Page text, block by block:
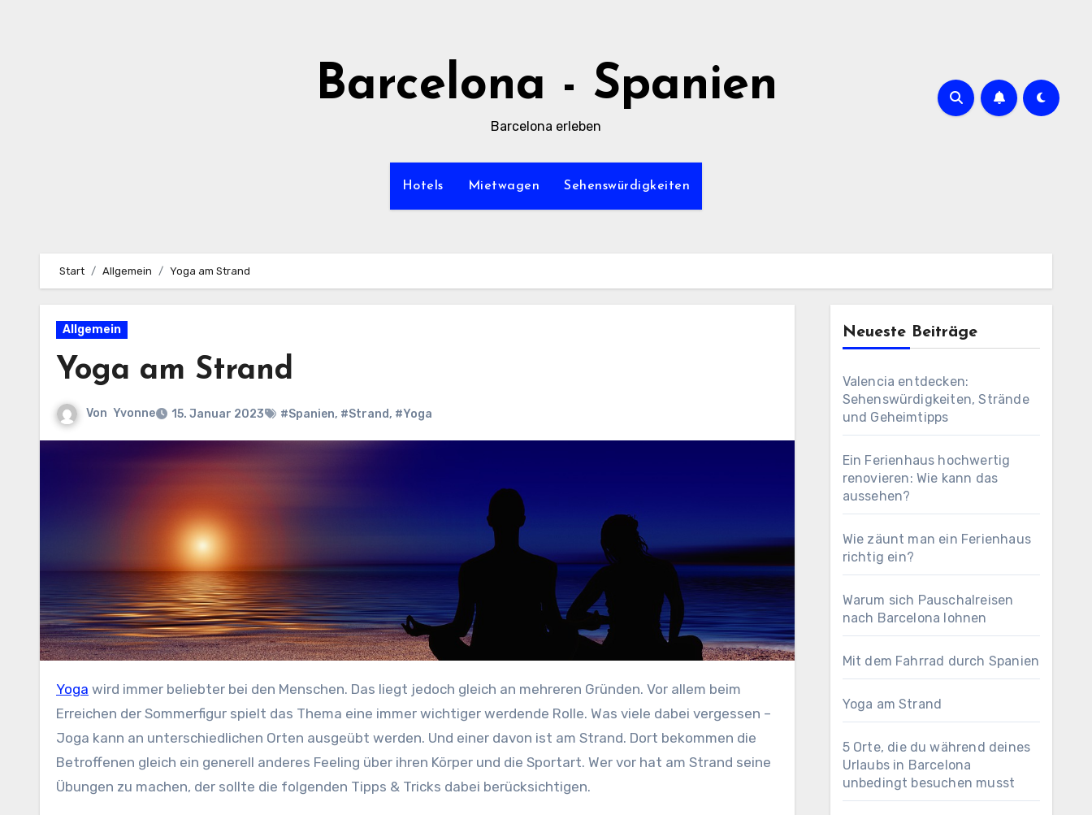
Barcelona - Spanien
Barcelona erleben
Hotels Mietwagen Sehenswürdigkeiten
Start Allgemein Yoga am Strand
Allgemein
Yoga am Strand
Von Yvonne 15. Januar 2023 #Spanien, #Strand, #Yoga
Yoga wird immer beliebter bei den Menschen. Das liegt jedoch gleich an mehreren Gründen. Vor allem beim
Erreichen der Sommerfigur spielt das Thema eine immer wichtiger werdende Rolle. Was viele dabei vergessen –
Joga kann an unterschiedlichen Orten ausgeübt werden. Und einer davon ist am Strand. Dort bekommen die
Betroffenen gleich ein generell anderes Feeling über ihren Körper und die Sportart. Wer vor hat am Strand seine
Übungen zu machen, der sollte die folgenden Tipps & Tricks dabei berücksichtigen.
Neueste Beiträge
Valencia entdecken:
Sehenswürdigkeiten, Strände
und Geheimtipps
Ein Ferienhaus hochwertig
renovieren: Wie kann das
aussehen?
Wie zäunt man ein Ferienhaus
richtig ein?
Warum sich Pauschalreisen
nach Barcelona lohnen
Mit dem Fahrrad durch Spanien
Yoga am Strand
5 Orte, die du während deines
Urlaubs in Barcelona
unbedingt besuchen musst